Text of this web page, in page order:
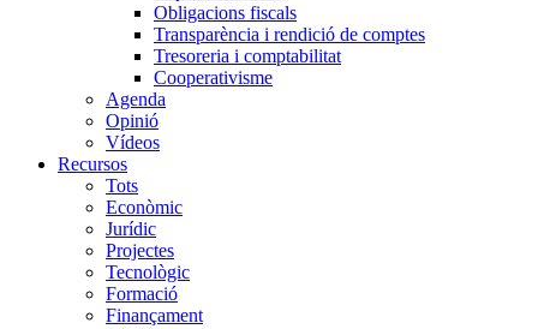
Obligacions fiscals
Transparència i rendició de comptes
Tresoreria i comptabilitat
Cooperativisme
Agenda
Opinió
Vídeos
Recursos
Tots
Econòmic
Jurídic
Projectes
Tecnològic
Formació
Finançament